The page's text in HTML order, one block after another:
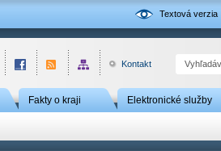
Textová verzia
Kontakt
Fakty o kraji Elektronické služby